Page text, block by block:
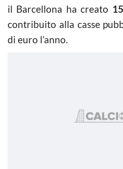
il Barcellona ha creato
contribuito alla casse
di euro l’anno.